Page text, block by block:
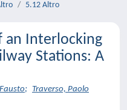
5.12 Altro
an Interlocking
Stations: A
; Traverso, Paolo